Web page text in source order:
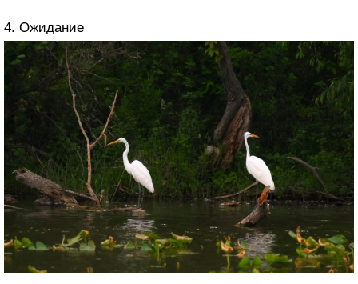
4. Ожидание